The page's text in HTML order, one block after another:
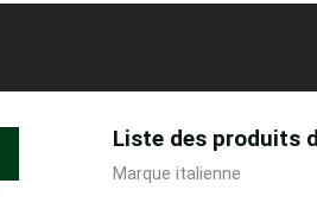
Liste des produits
Marque italienne